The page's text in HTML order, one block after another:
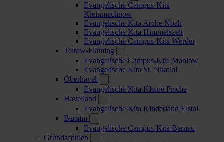
Evangelische Campus-Kita
Kleinmachnow
Evangelische Kita Arche Noah
Evangelische Kita Himmelszelt
Evangelische Campus-Kita Werder
Teltow-Fläming
Evangelische Campus-Kita Mahlow
Evangelische Kita St. Nikolai
Oberhavel
Evangelische Kita Kleine Fische
Havelland
Evangelische Kita Kinderland Elstal
Barnim
Evangelische Campus-Kita Bernau
Grundschulen